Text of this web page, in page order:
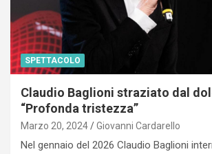
SPETTACOLO
Claudio Baglioni straziato dal
“Profonda tristezza”
Marzo 20, 2024 Giovanni Cardarello
Nel gennaio del 2026 Claudio Baglioni